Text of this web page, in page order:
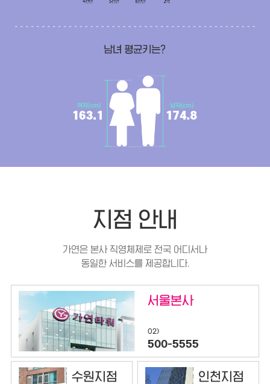
지점 안내
가연은 본사 직영체제로 전국 어디서나
동일한 서비스를 제공합니다.
서울본사
02)
500-5555
수원지점 인천지점